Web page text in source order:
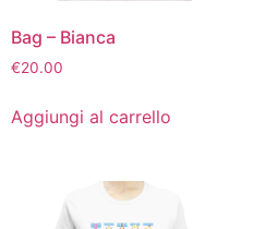
Bag – Bianca
€20.00
Aggiungi al carrello